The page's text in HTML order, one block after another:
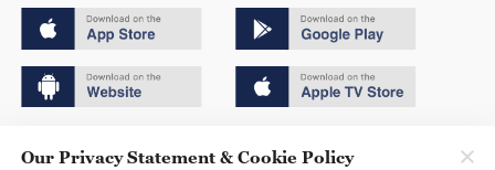
Our Privacy Statement & Cookie Policy